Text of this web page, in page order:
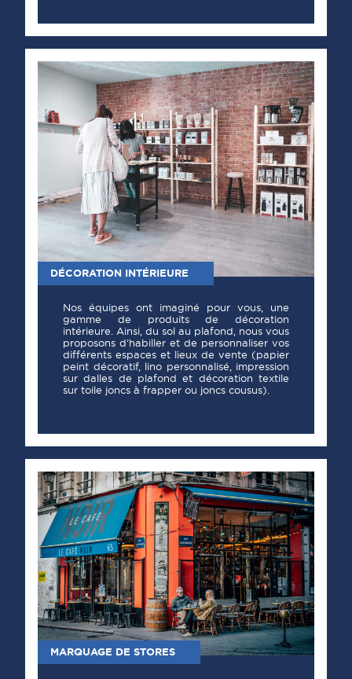
DÉCORATION INTÉRIEURE
Nos équipes ont imaginé pour vous, une
gamme de produits de décoration
intérieure. Ainsi, du sol au plafond, nous vous
proposons d’habiller et de personnaliser vos
différents espaces et lieux de vente (papier
peint décoratif, lino personnalisé, impression
sur dalles de plafond et décoration textile
sur toile joncs à frapper ou joncs cousus).
MARQUAGE DE STORES